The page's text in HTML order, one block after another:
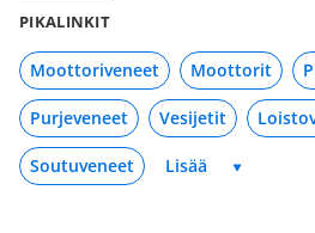
PIKALINKIT
Moottoriveneet Moottorit
Purjeveneet Vesijetit
Soutuveneet